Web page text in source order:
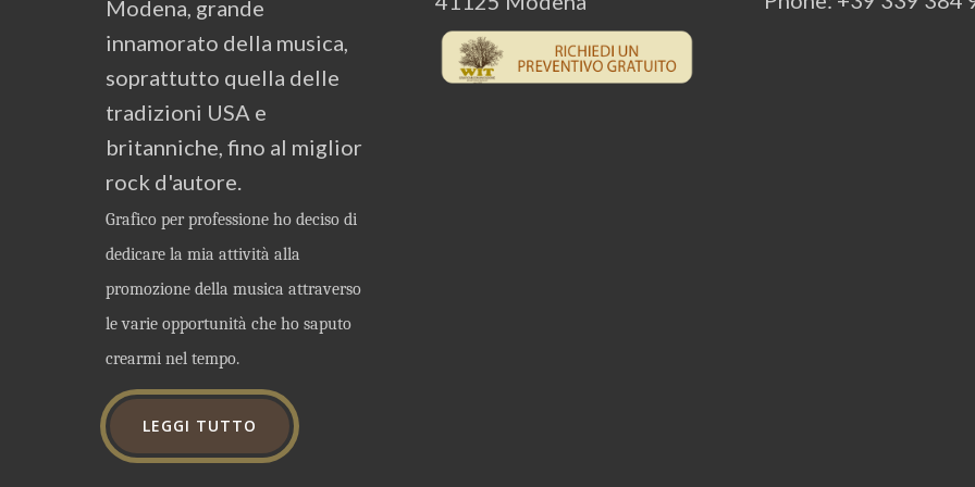
Modena, grande
innamorato della musica,
soprattutto quella delle
tradizioni USA e
britanniche, fino al miglior
rock d'autore.
Grafico per professione ho deciso di
dedicare la mia attività alla
promozione della musica attraverso
le varie opportunità che ho saputo
crearmi nel tempo.
LEGGI TUTTO